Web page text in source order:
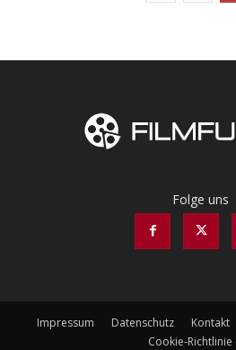
Folge uns
Impressum Datenschutz Kontakt
Cookie-Richtlinie